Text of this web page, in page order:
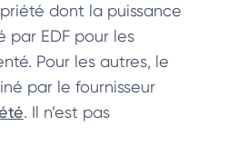
dont la puissance
par EDF pour les
Pour les autres, le
par le fournisseur
. Il n’est pas